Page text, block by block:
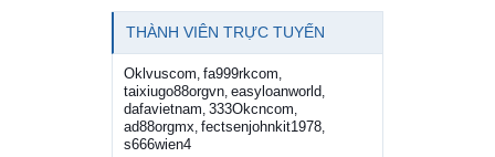
THÀNH VIÊN TRỰC TUYẾN
Oklvuscom fa999rkcom
taixiugo88orgvn easyloanworld
dafavietnam 333Okcncom
ad88orgmx fectsenjohnkit1978
s666wien4